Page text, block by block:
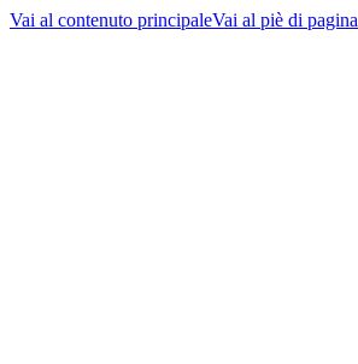
Vai al contenuto principaleVai al piè di pagina